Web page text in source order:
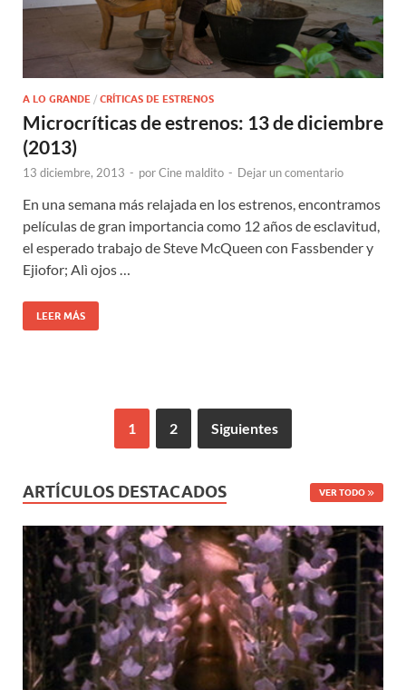
A LO GRANDE / CRÍTICAS DE ESTRENOS
Microcríticas de estrenos: 13 de diciembre
(2013)
13 diciembre, 2013 - porCine maldito - Dejar un comentario
En una semana más relajada en los estrenos, encontramos
películas de gran importancia como 12 años de esclavitud,
el esperado trabajo de Steve McQueen con Fassbender y
Ejiofor; Alì ojos …
LEER MÁS
1 2 Siguientes
ARTÍCULOS DESTACADOS VER TODO